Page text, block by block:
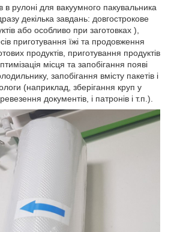
в рулоні для вакуумного пакувальника
декілька завдань: довгострокове
або особливо при заготовках ),
приготування їжі та продовження
продуктів, приготування продуктів
місця та запобігання появі
запобігання вмісту пакетів і
(наприклад, зберігання круп у
документів, і патронів і т.п.).